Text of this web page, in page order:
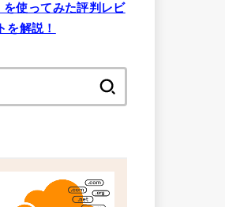
を使ってみた評判レビ
を解説！